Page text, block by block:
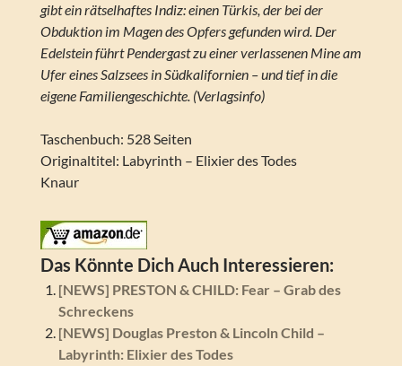
gibt ein rätselhaftes Indiz: einen Türkis, der bei der
Obduktion im Magen des Opfers gefunden wird. Der
Edelstein führt Pendergast zu einer verlassenen Mine am
Ufer eines Salzsees in Südkalifornien – und tief in die
eigene Familiengeschichte. (Verlagsinfo)
Taschenbuch: 528 Seiten
Originaltitel: Labyrinth – Elixier des Todes
Knaur
Das Könnte Dich Auch Interessieren:
[NEWS] PRESTON & CHILD: Fear – Grab des
Schreckens
[NEWS] Douglas Preston & Lincoln Child –
Labyrinth: Elixier des Todes